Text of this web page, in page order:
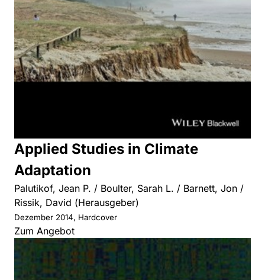
Applied Studies in Climate
Adaptation
Palutikof, Jean P. / Boulter, Sarah L. / Barnett, Jon /
Rissik, David (Herausgeber)
Dezember 2014, Hardcover
Zum Angebot